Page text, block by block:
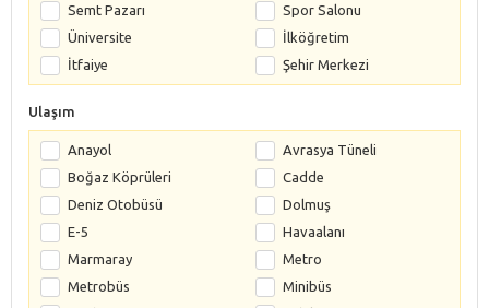
Semt Pazarı
Spor Salonu
Üniversite
İlköğretim
İtfaiye
Şehir Merkezi
Ulaşım
Anayol
Avrasya Tüneli
Boğaz Köprüleri
Cadde
Deniz Otobüsü
Dolmuş
E-5
Havaalanı
Marmaray
Metro
Metrobüs
Minibüs